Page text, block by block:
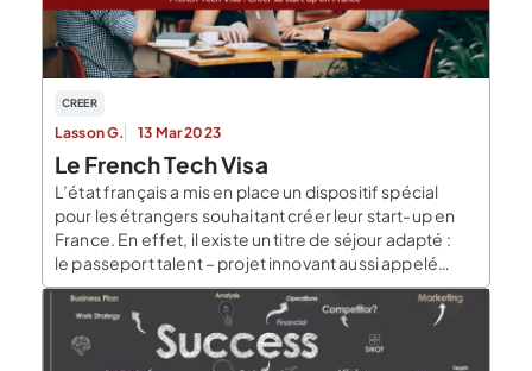
CREER
Lasson G. 13 Mar 2023
Le French Tech Visa
L’état français a mis en place un dispositif spécial
pour les étrangers souhaitant créer leur start-up en
France. En effet, il existe un titre de séjour adapté :
le passeport talent – projet innovant aussi appelé
French Tech visa. Attention, ce dispositif ne concerne
que les citoyens hors UE et Espace économique
européen (excepté les
ressortissants algériens bénéficiant d’un régime […]